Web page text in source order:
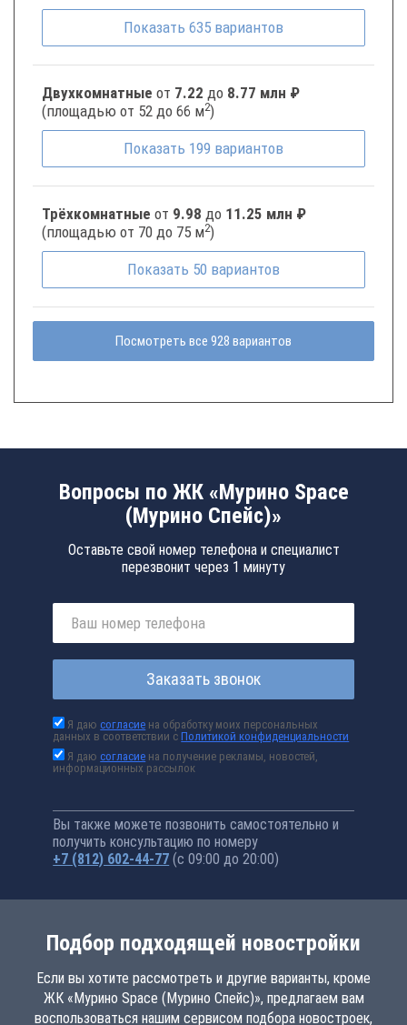
Показать 635 вариантов
Двухкомнатные от 7.22 до 8.77 млн ₽
(площадью от 52 до 66 м2)
Показать 199 вариантов
Трёхкомнатные от 9.98 до 11.25 млн ₽
(площадью от 70 до 75 м2)
Показать 50 вариантов
Посмотреть все 928 вариантов
Вопросы по ЖК «Мурино Space
(Мурино Спейс)»
Оставьте свой номер телефона и специалист
перезвонит через 1 минуту
Заказать звонок
Я даюсогласие на обработку моих персональных
данных в соответствии сПолитикой конфиденциальности
Я даюсогласие на получение рекламы, новостей,
информационных рассылок
Вы также можете позвонить самостоятельно и
получить консультацию по номеру
+7 (812) 602-44-77 (с 09:00 до 20:00)
Подбор подходящей новостройки
Если вы хотите рассмотреть и другие варианты, кроме
ЖК «Мурино Space (Мурино Спейс)», предлагаем вам
воспользоваться нашим сервисом подбора новостроек,